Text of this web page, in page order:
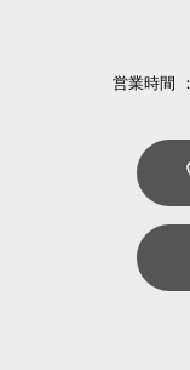
営業時間 ：